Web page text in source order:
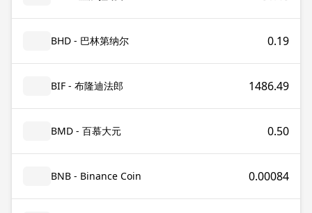
BHD - 巴林第纳尔 0.19
BIF - 布隆迪法郎 1486.49
BMD - 百慕大元 0.50
BNB - Binance Coin 0.00084